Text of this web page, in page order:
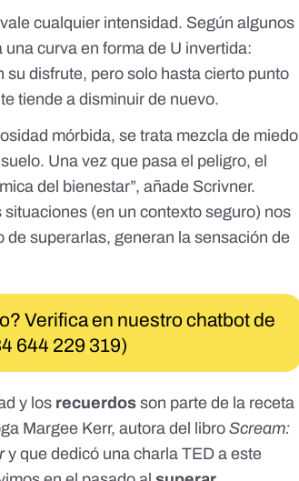
cualquier intensidad. Según algunos
curva en forma de U invertida:
disfrute, pero solo hasta cierto punto
tiende a disminuir de nuevo.
mórbida, se trata mezcla de miedo
Una vez que pasa el peligro,el
del bienestar”, añade Scrivner.
(en un contexto seguro) nos
superarlas, generan la sensación de
Verifica en nuestro chatbot de
644 229 319)
y los recuerdos son parte de la receta
Margee Kerr, autora del libroScream:
y que dedicó una charla TED a este